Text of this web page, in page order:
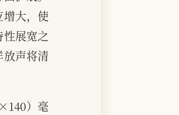
大，使
展宽之
声将清
）毫